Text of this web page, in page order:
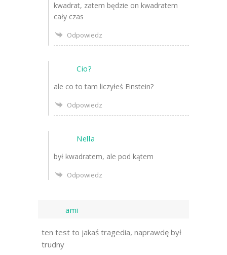
kwadrat, zatem będzie on kwadratem
cały czas
Odpowiedz
Cio?
ale co to tam liczyłeś Einstein?
Odpowiedz
Nella
był kwadratem, ale pod kątem
Odpowiedz
ami
ten test to jakaś tragedia, naprawdę był
trudny